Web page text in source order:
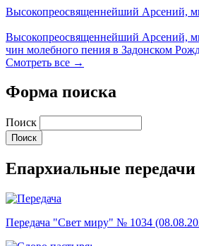
Высокопреосвященнейший Арсений,
Высокопреосвященнейший Арсений,
чин молебного пения в Задонском
Смотреть все →
Форма поиска
Поиск
Епархиальные передачи
Передача "Свет миру" № 1034